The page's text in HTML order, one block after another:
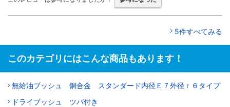
5件すべてみる
このカテゴリにはこんな商品もあります！
無給油ブッシュ 銅合金 スタンダード内径Ｅ７外径ｒ６タイプ
ドライブッシュ ツバ付き